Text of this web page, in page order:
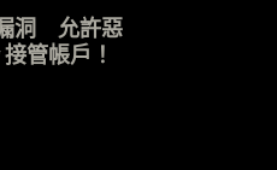
洞 允許惡
管帳戶！